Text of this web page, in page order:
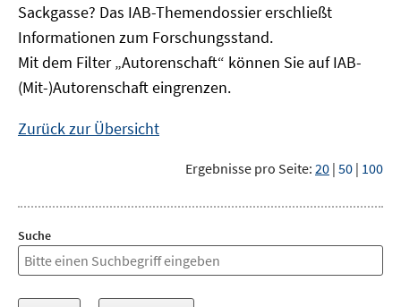
Sackgasse? Das IAB-Themendossier erschließt
Informationen zum Forschungsstand.
Mit dem Filter „Autorenschaft“ können Sie auf IAB-
(Mit-)Autorenschaft eingrenzen.
Zurück zur Übersicht
Ergebnisse pro Seite: 20 | 50 | 100
Suche